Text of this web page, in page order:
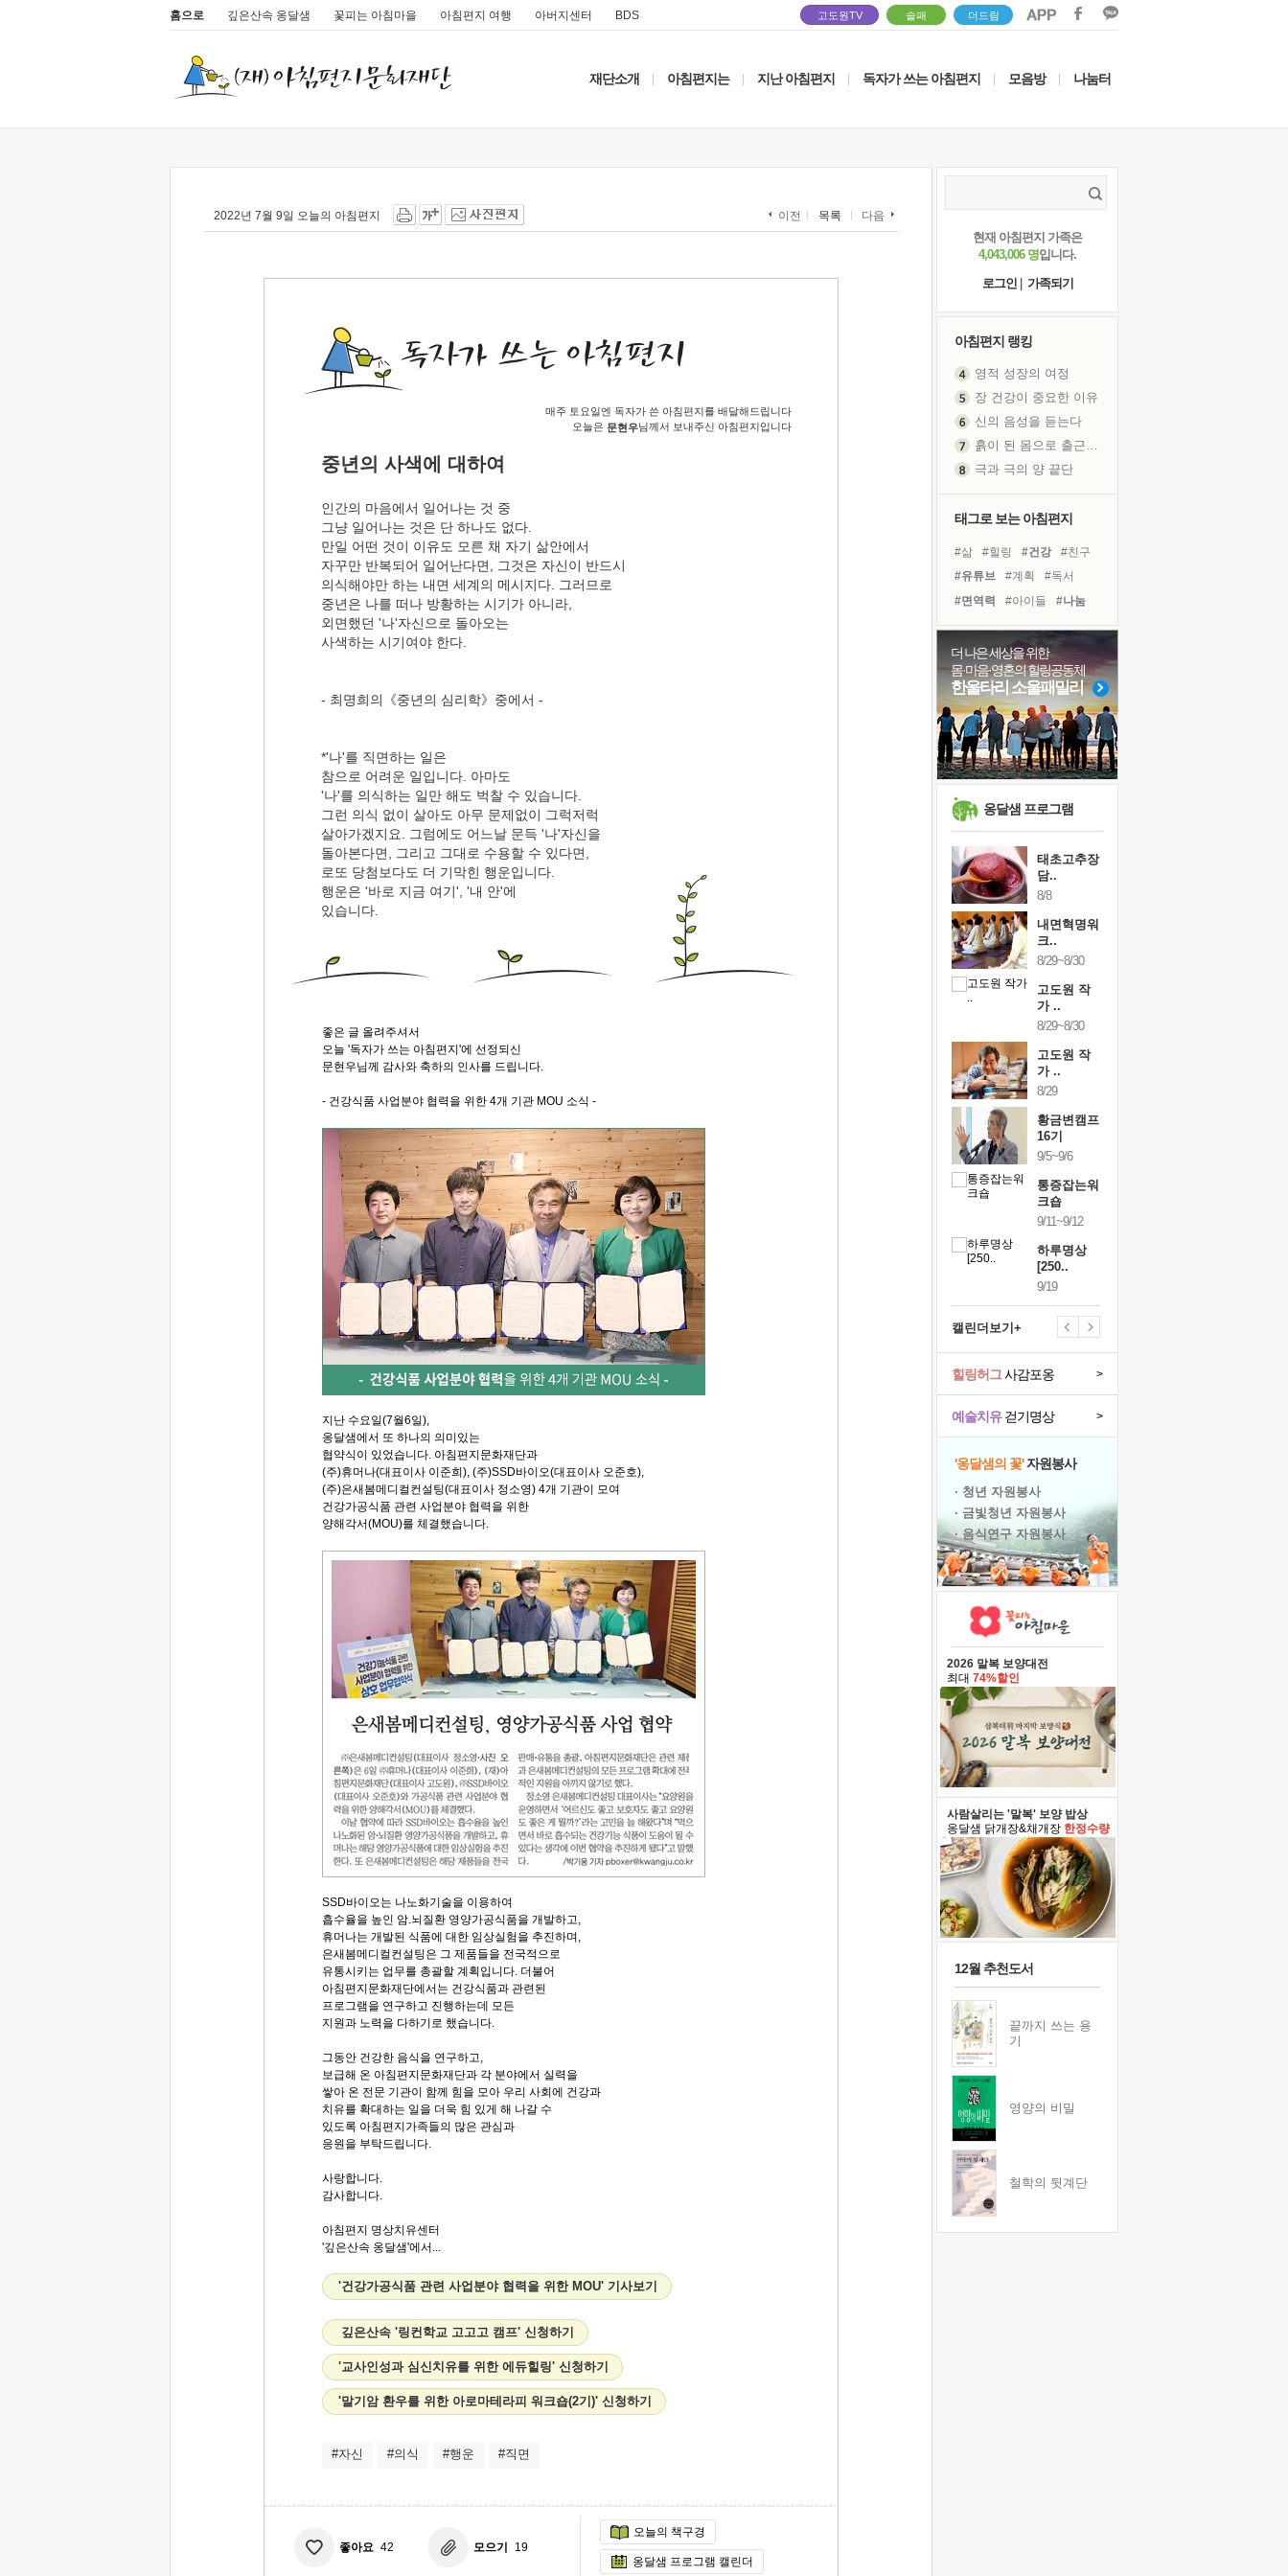
홈으로 깊은산속 옹달샘 꽃피는 아침마을 아침편지 여행 아버지센터 BDS 고도원TV 솔패 더드림
재단소개 아침편지는 지난 아침편지 독자가 쓰는 아침편지 모음방 나눔터
2022년 7월 9일 오늘의 아침편지 이전 목록 다음
매주 토요일엔 독자가 쓴 아침편지를 배달해드립니다
오늘은 문현우님께서 보내주신 아침편지입니다
중년의 사색에 대하여
인간의 마음에서 일어나는 것 중
그냥 일어나는 것은 단 하나도 없다.
만일 어떤 것이 이유도 모른 채 자기 삶안에서
자꾸만 반복되어 일어난다면, 그것은 자신이 반드시
의식해야만 하는 내면 세계의 메시지다. 그러므로
중년은 나를 떠나 방황하는 시기가 아니라,
외면했던 '나'자신으로 돌아오는
사색하는 시기여야 한다.
- 최명희의《중년의 심리학》중에서 -
*'나'를 직면하는 일은
참으로 어려운 일입니다. 아마도
'나'를 의식하는 일만 해도 벅찰 수 있습니다.
그런 의식 없이 살아도 아무 문제없이 그럭저럭
살아가겠지요. 그럼에도 어느날 문득 '나'자신을
돌아본다면, 그리고 그대로 수용할 수 있다면,
로또 당첨보다도 더 기막힌 행운입니다.
행운은 '바로 지금 여기', '내 안'에
있습니다.
좋은 글 올려주셔서
오늘 '독자가 쓰는 아침편지'에 선정되신
문현우님께 감사와 축하의 인사를 드립니다.
- 건강식품 사업분야 협력을 위한 4개 기관 MOU 소식 -
지난 수요일(7월6일),
옹달샘에서 또 하나의 의미있는
협약식이 있었습니다. 아침편지문화재단과
(주)휴머나(대표이사 이준희), (주)SSD바이오(대표이사 오준호),
(주)은새봄메디컬컨설팅(대표이사 정소영) 4개 기관이 모여
건강가공식품 관련 사업분야 협력을 위한
양해각서(MOU)를 체결했습니다.
SSD바이오는 나노화기술을 이용하여
흡수율을 높인 암.뇌질환 영양가공식품을 개발하고,
휴머나는 개발된 식품에 대한 임상실험을 추진하며,
은새봄메디컬컨설팅은 그 제품들을 전국적으로
유통시키는 업무를 총괄할 계획입니다. 더불어
아침편지문화재단에서는 건강식품과 관련된
프로그램을 연구하고 진행하는데 모든
지원과 노력을 다하기로 했습니다.
그동안 건강한 음식을 연구하고,
보급해 온 아침편지문화재단과 각 분야에서 실력을
쌓아 온 전문 기관이 함께 힘을 모아 우리 사회에 건강과
치유를 확대하는 일을 더욱 힘 있게 해 나갈 수
있도록 아침편지가족들의 많은 관심과
응원을 부탁드립니다.
사랑합니다.
감사합니다.
아침편지 명상치유센터
'깊은산속 옹달샘'에서...
'건강가공식품 관련 사업분야 협력을 위한 MOU' 기사보기
깊은산속 '링컨학교 고고고 캠프' 신청하기
'교사인성과 심신치유를 위한 에듀힐링' 신청하기
'말기암 환우를 위한 아로마테라피 워크숍(2기)' 신청하기
#자신 #의식 #행운 #직면
좋아요 42 모으기 19
오늘의 책구경
옹달샘 프로그램 캘린더
현재 아침편지 가족은
4,043,006 명입니다.
로그인
가족되기
아침편지 랭킹
영적 성장의 여정
장 건강이 중요한 이유
신의 음성을 듣는다
흙이 된 몸으로 출근하는 여자
극과 극의 양 끝단
극심한 변비, 어깨결림, 수면 장애
보고 싶은 어머니
유년 시절의 부산 영도 바다
못된 꼰대들
거울 속의 나
희망이란
'모른다'는 것
귀를 열고 마음을 내어주고
태그로 보는 아침편지
#삶 #힐링 #건강
#친구
#유튜브
#계획
#독서
#면역력
#아이들
#나눔
#링컨학교
#선택
#사람
#독서캠프
#도움
#극복
#희망
#비전캠프
#리더
#경험
#다짐
더 나은 세상을 위한
몸·마음·영혼의 힐링공동체
한울타리 소울패밀리
옹달샘 프로그램
태초고추장
담..
8/8
내면혁명워
크..
8/29~8/30
고도원 작
가 ..
8/29~8/30
고도원 작
가 ..
8/29
황금변캠프
16기
9/5~9/6
통증잡는워
크숍
9/11~9/12
하루명상
[250..
9/19
캘린더보기+
예술치유걷기명상 >
힐링허그사감포옹 >
'옹달샘의 꽃'자원봉사
· 청년 자원봉사
· 금빛청년 자원봉사
· 음식연구 자원봉사
2026 말복 보양대전
최대 74%할인
사람살리는 '말복' 보양 밥상
옹달샘 닭개장&채개장 한정수량
12월 추천도서
끝까지 쓰는 용
기
영양의 비밀
철학의 뒷계단